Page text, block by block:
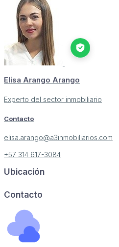
Elisa Arango Arango
Experto del sector inmobiliario
Contacto
elisa.arango@a3inmobiliarios.com
+57 314 617-3084
Ubicación
Contacto